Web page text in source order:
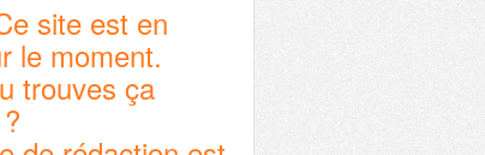
site est en
le moment.
trouves ça